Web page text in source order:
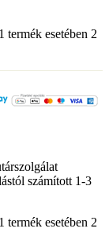
termék esetében 2
számított 1-3
termék esetében 2